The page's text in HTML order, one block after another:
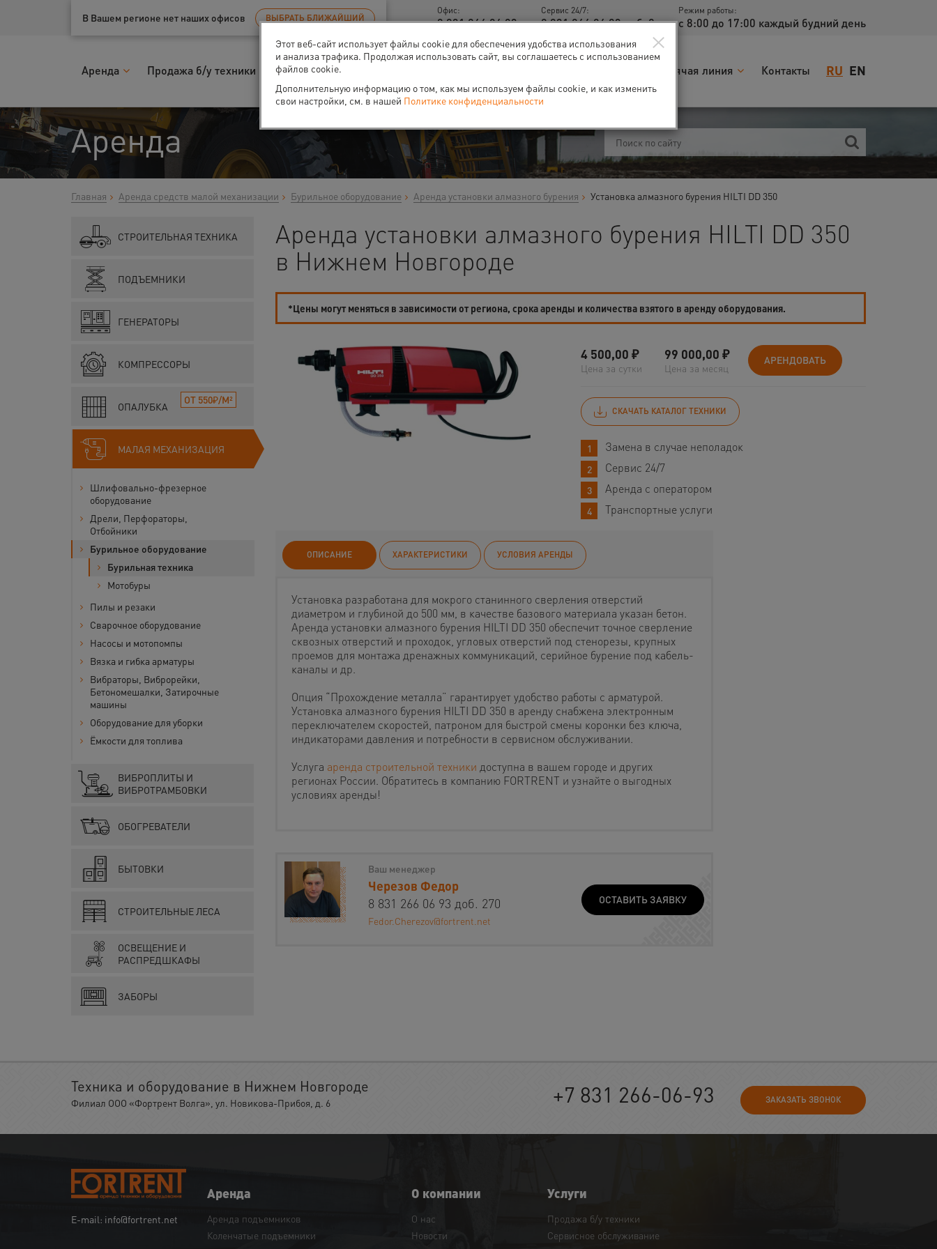
Ваш город:Нижний Новгород
В Вашем регионе нет наших офисов ВЫБРАТЬ БЛИЖАЙШИЙ
Офис:
8 831 266 06 93
Сервис 24/7:
8 831 266 06 93 доб. 2
Режим работы:
с 8:00 до 17:00 каждый будний день
RU EN
Аренда Продажа б/у техники Запчасти Горячая линия Контакты
Аренда
Главная Аренда средств малой механизации Бурильное оборудование Аренда установки алмазного бурения Установка алмазного бурения HILTI DD 350
СТРОИТЕЛЬНАЯ ТЕХНИКА
ПОДЪЕМНИКИ
ГЕНЕРАТОРЫ
КОМПРЕССОРЫ
ОПАЛУБКА
ОТ 550₽/М²
МАЛАЯ МЕХАНИЗАЦИЯ
Шлифовально-фрезерное
оборудование
Дрели, Перфораторы,
Отбойники
Бурильное оборудование
Бурильная техника
Мотобуры
Пилы и резаки
Сварочное оборудование
Насосы и мотопомпы
Вязка и гибка арматуры
Вибраторы, Виброрейки,
Бетономешалки, Затирочные
машины
Оборудование для уборки
Ёмкости для топлива
ВИБРОПЛИТЫ И
ВИБРОТРАМБОВКИ
ОБОГРЕВАТЕЛИ
БЫТОВКИ
СТРОИТЕЛЬНЫЕ ЛЕСА
ОСВЕЩЕНИЕ И
РАСПРЕДШКАФЫ
ЗАБОРЫ
Аренда установки алмазного бурения HILTI DD 350
в Нижнем Новгороде
*Цены могут меняться в зависимости от региона, срока аренды и количества взятого в аренду оборудования.
4 500,00 ₽
Цена за сутки
99 000,00 ₽
Цена за месяц
АРЕНДОВАТЬ
СКАЧАТЬ КАТАЛОГ ТЕХНИКИ
Замена в случае неполадок
Сервис 24/7
Аренда с оператором
Транспортные услуги
ОПИСАНИЕ ХАРАКТЕРИСТИКИ УСЛОВИЯ АРЕНДЫ
Установка разработана для мокрого станинного сверления отверстий
диаметром и глубиной до 500 мм, в качестве базового материала указан бетон.
Аренда установки алмазного бурения HILTI DD 350 обеспечит точное сверление
сквозных отверстий и проходок, угловых отверстий под стенорезы, крупных
проемов для монтажа дренажных коммуникаций, серийное бурение под кабель-
каналы и др.
Опция “Прохождение металла” гарантирует удобство работы с арматурой.
Установка алмазного бурения HILTI DD 350 в аренду снабжена электронным
переключателем скоростей, патроном для быстрой смены коронки без ключа,
индикаторами давления и потребности в сервисном обслуживании.
Услуга аренда строительной техники доступна в вашем городе и других
регионах России. Обратитесь в компанию FORTRENT и узнайте о выгодных
условиях аренды!
Ваш менеджер
Черезов Федор
8 831 266 06 93 доб. 270
Fedor.Cherezov@fortrent.net
ОСТАВИТЬ ЗАЯВКУ
Техника и оборудование в Нижнем Новгороде
Филиал ООО «Фортрент Волга», ул. Новикова-Прибоя, д. 6 +7 831 266-06-93 ЗАКАЗАТЬ ЗВОНОК
E-mail: info@fortrent.net
Аренда
Аренда подъемников
Коленчатые подъемники
О компании
О нас
Новости
Услуги
Продажа б/у техники
Сервисное обслуживание
×
Этот веб-сайт использует файлы cookie для обеспечения удобства использования
и анализа трафика. Продолжая использовать сайт, вы соглашаетесь с использованием
файлов cookie.
Дополнительную информацию о том, как мы используем файлы cookie, и как изменить
свои настройки, см. в нашей Политике конфиденциальности